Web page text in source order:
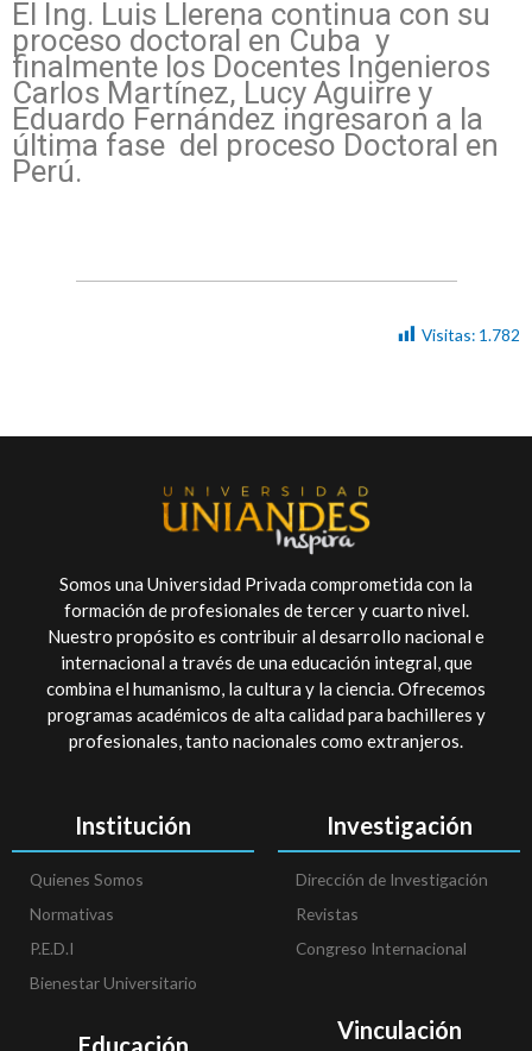
El Ing. Luis Llerena continua con su
proceso doctoral en Cuba y
finalmente los Docentes Ingenieros
Carlos Martínez, Lucy Aguirre y
Eduardo Fernández ingresaron a la
última fase del proceso Doctoral en
Perú.
Visitas: 1.782
Somos una Universidad Privada comprometida con la
formación de profesionales de tercer y cuarto nivel.
Nuestro propósito es contribuir al desarrollo nacional e
internacional a través de una educación integral, que
combina el humanismo, la cultura y la ciencia. Ofrecemos
programas académicos de alta calidad para bachilleres y
profesionales, tanto nacionales como extranjeros.
Institución
Quienes Somos
Normativas
P.E.D.I
Bienestar Universitario
Educación
Investigación
Dirección de Investigación
Revistas
Congreso Internacional
Vinculación